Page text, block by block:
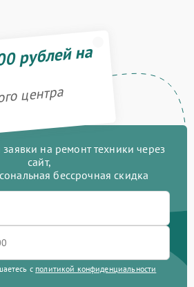
рублей на
центра
на ремонт техники через
сайт,
бессрочная скидка
с политикой конфиденциальности